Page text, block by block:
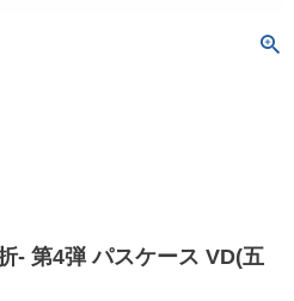
- 第4弾 パスケース VD(五